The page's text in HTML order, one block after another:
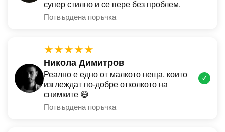
супер стилно и се пере без проблем.
Потвърдена поръчка
★★★★★
Никола Димитров
Реално е едно от малкото неща, които
изглеждат по-добре отколкото на
снимките 😄
Потвърдена поръчка
✓